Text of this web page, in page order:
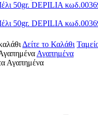
50gr. DEPILIA
50gr. DEPILIA
Δείτε το Καλάθι
Αγαπημένα
Αγαπημένα